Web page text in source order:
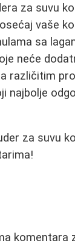
za suvu
vaše
sa
neće
različitim
najbolje
za suvu
komentara